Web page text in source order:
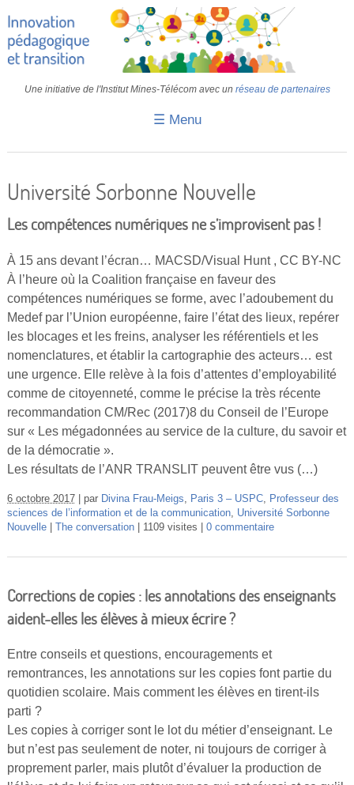
Une initiative de l'Institut Mines-Télécom avec un réseau de partenaires
☰ Menu
IA
IMT
Colloques
Vidéos
S’inscrire
Se connecter
Université Sorbonne Nouvelle
Les compétences numériques ne s’improvisent pas !
À 15 ans devant l’écran… MACSD/Visual Hunt , CC BY-NC
À l’heure où la Coalition française en faveur des
compétences numériques se forme, avec l’adoubement du
Medef par l’Union européenne, faire l’état des lieux, repérer
les blocages et les freins, analyser les référentiels et les
nomenclatures, et établir la cartographie des acteurs… est
une urgence. Elle relève à la fois d’attentes d’employabilité
comme de citoyenneté, comme le précise la très récente
recommandation CM/Rec (2017)8 du Conseil de l’Europe
sur « Les mégadonnées au service de la culture, du savoir et
de la démocratie ».
Les résultats de l’ANR TRANSLIT peuvent être vus (…)
6 octobre 2017 par Divina Frau-Meigs Paris 3 – USPC,
Professeur des
sciences de l’information et de la communication, Université Sorbonne
Nouvelle
The conversation 1109 visites 0 commentaire
Corrections de copies : les annotations des enseignants
aident-elles les élèves à mieux écrire ?
Entre conseils et questions, encouragements et
remontrances, les annotations sur les copies font partie du
quotidien scolaire. Mais comment les élèves en tirent-ils
parti ?
Les copies à corriger sont le lot du métier d’enseignant. Le
but n’est pas seulement de noter, ni toujours de corriger à
proprement parler, mais plutôt d’évaluer la production de